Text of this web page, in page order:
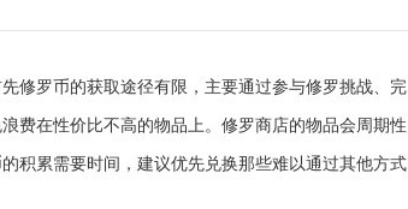
修罗币的获取途径有限，主要通过参与修罗挑战、完
费在性价比不高的物品上。修罗商店的物品会周期性
积累需要时间，建议优先兑换那些难以通过其他方式